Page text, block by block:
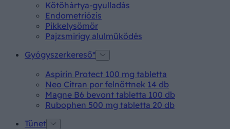
Kötőhártya-gyulladás
Endometriózis
Pikkelysömör
Pajzsmirigy alulműködés
Gyógyszerkereső*
Aspirin Protect 100 mg tabletta
Neo Citran por felnőttnek 14 db
Magne B6 bevont tabletta 100 db
Rubophen 500 mg tabletta 20 db
Tünet